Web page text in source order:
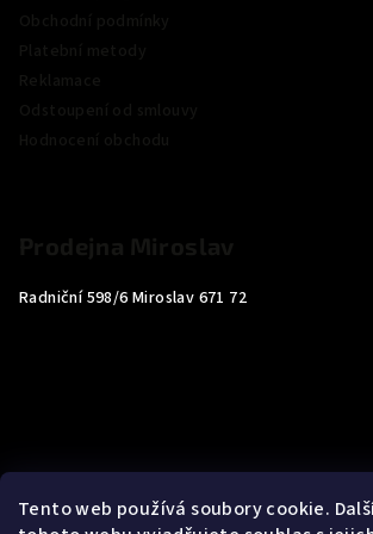
Tento web používá soubory cookie.
Radniční 598/6 Miroslav 671 72